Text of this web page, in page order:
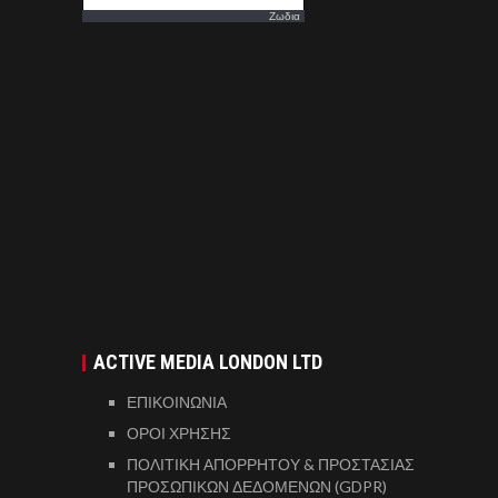
Ζωδια
ACTIVE MEDIA LONDON LTD
ΕΠΙΚΟΙΝΩΝΙΑ
ΟΡΟΙ ΧΡΗΣΗΣ
ΠΟΛΙΤΙΚΗ ΑΠΟΡΡΗΤΟΥ & ΠΡΟΣΤΑΣΙΑΣ
ΠΡΟΣΩΠΙΚΩΝ ΔΕΔΟΜΕΝΩΝ (GDPR)